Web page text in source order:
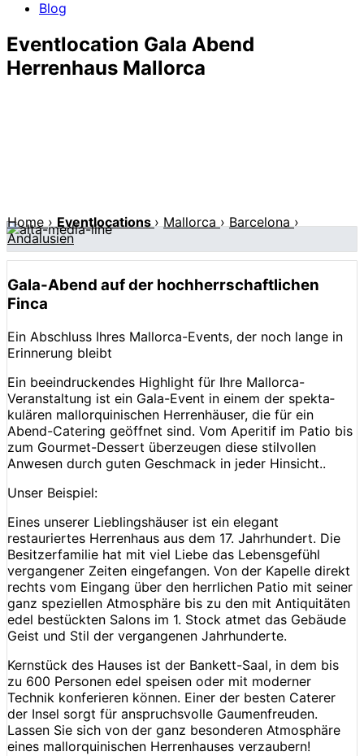
Blog
Eventlocation Gala Abend
Herrenhaus Mallorca
Home › Eventlocations › Mallorca › Barcelona ›
Andalusien
Gala-Abend auf der hochherrschaftlichen
Finca
Ein Abschluss Ihres Mallorca-Events, der noch lange in
Erinnerung bleibt
Ein beeindruckendes Highlight für Ihre Mallorca-
Veranstaltung ist ein Gala-Event in einem der spek­ta­­
kulären mallor­qui­ni­schen Herrenhäuser, die für ein
Abend-Catering geöffnet sind. Vom Aperitif im Patio bis
zum Gourmet-Dessert überzeugen diese stilvollen
Anwesen durch guten Geschmack in je­der Hinsicht..
Unser Beispiel:
Eines unserer Lieblingshäuser ist ein elegant
restauriertes Herrenhaus aus dem 17. Jahrhundert. Die
Besitzerfamilie hat mit viel Liebe das Lebensgefühl
vergangener Zeiten eingefangen. Von der Kapel­le direkt
rechts vom Eingang über den herrlichen Patio mit seiner
ganz speziellen Atmosphäre bis zu den mit Antiquitäten
edel bestückten Salons im 1. Stock atmet das Gebäude
Geist und Stil der ver­gan­genen Jahrhunderte.
Kernstück des Hauses ist der Bankett-Saal, in dem bis
zu 600 Personen edel speisen oder mit moder­ner
Technik konferieren können. Einer der besten Caterer
der Insel sorgt für anspruchsvolle Gau­men­­freuden.
Lassen Sie sich von der ganz besonderen Atmosphäre
eines mallorquinischen Herren­hauses verzaubern!